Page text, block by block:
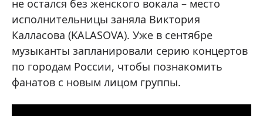
не остался без женского вокала – место
исполнительницы заняла Виктория
Калласова (KALASOVA). Уже в сентябре
музыканты запланировали серию концертов
по городам России, чтобы познакомить
фанатов с новым лицом группы.